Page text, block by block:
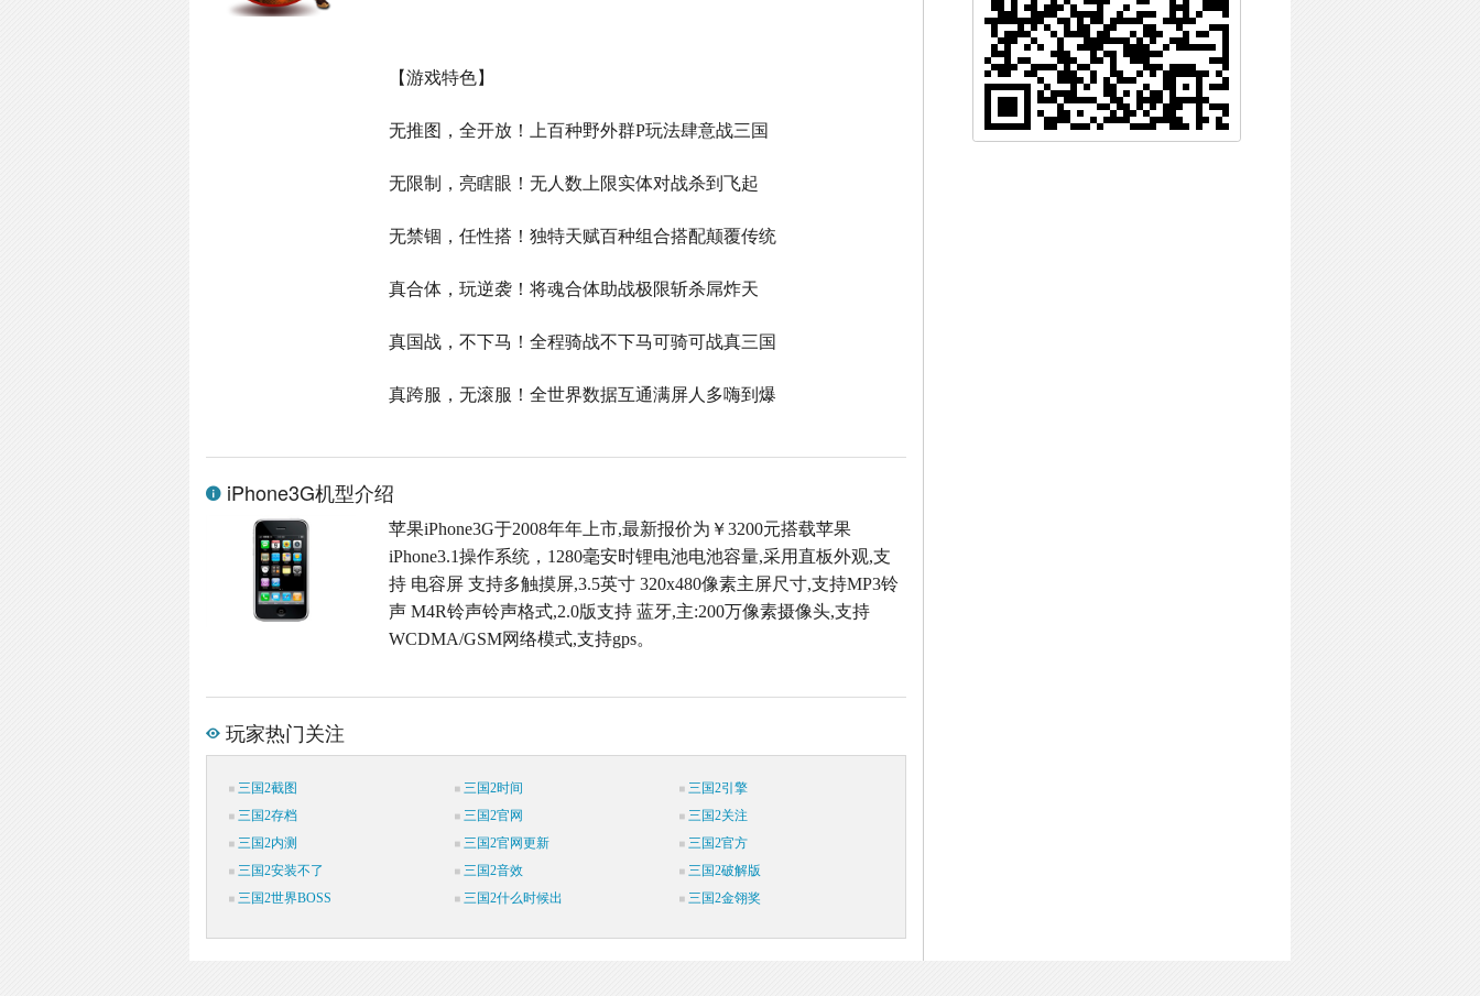
【游戏特色】
无推图，全开放！上百种野外群P玩法肆意战三国
无限制，亮瞎眼！无人数上限实体对战杀到飞起
无禁锢，任性搭！独特天赋百种组合搭配颠覆传统
真合体，玩逆袭！将魂合体助战极限斩杀屌炸天
真国战，不下马！全程骑战不下马可骑可战真三国
真跨服，无滚服！全世界数据互通满屏人多嗨到爆
iPhone3G机型介绍
苹果iPhone3G于2008年年上市,最新报价为￥3200元搭载苹果
iPhone3.1操作系统，1280毫安时锂电池电池容量,采用直板外观,支
持 电容屏 支持多触摸屏,3.5英寸 320x480像素主屏尺寸,支持MP3铃
声 M4R铃声铃声格式,2.0版支持 蓝牙,主:200万像素摄像头,支持
WCDMA/GSM网络模式,支持gps。
玩家热门关注
三国2截图 三国2时间
三国2引擎
三国2存档
三国2官网
三国2关注
三国2内测
三国2官网更新
三国2官方
三国2安装不了
三国2音效
三国2破解版
三国2世界BOSS
三国2什么时候出 三国2金翎奖